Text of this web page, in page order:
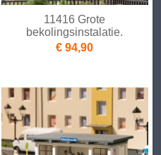
11416 Grote
bekolingsinstalatie.
€ 94,90